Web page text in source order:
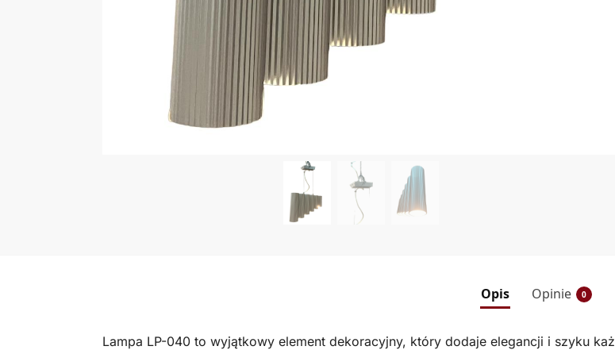
Opis Opinie 0
Lampa LP-040 to wyjątkowy element dekoracyjny, który dodaje elegancji i szyku